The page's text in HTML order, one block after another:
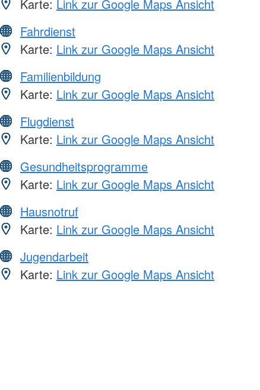
Karte: Link zur Google Maps Ansicht
Fahrdienst
Karte: Link zur Google Maps Ansicht
Familienbildung
Karte: Link zur Google Maps Ansicht
Flugdienst
Karte: Link zur Google Maps Ansicht
Gesundheitsprogramme
Karte: Link zur Google Maps Ansicht
Hausnotruf
Karte: Link zur Google Maps Ansicht
Jugendarbeit
Karte: Link zur Google Maps Ansicht